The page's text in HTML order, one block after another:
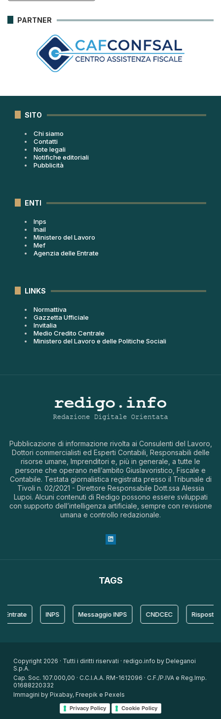
PARTNER
SITO
Chi siamo
Contatti
Note legali
Notifiche editoriali
Pubblicità
ENTI
Inps
Inail
Ministero del Lavoro
Mef
Agenzia delle Entrate
LINKS
Normattiva
Gazzetta Ufficiale
Invitalia
Medio Credito Centrale
Ministero del Lavoro e delle Politiche Sociali
Pubblicazione di informazione rivolta ai Consulenti del Lavoro,
Dottori commercialisti ed Esperti Contabili, Responsabili delle
risorse umane, Imprenditori e, più in generale, a tutte le
persone che operano nell’ambito Giuslavoristico, Fiscale e
Contabile. Testata giornalistica registrata presso il Tribunale di
Tivoli n. 02/2021 - Direttore Responsabile Dott.ssa Alessia
Lupoi. Alcuni contenuti di Redigo possono essere sviluppati
con supporto dell’intelligenza artificiale, sempre con revisione
umana e controllo redazionale.
TAGS
INPS Messaggio INPS CNDCEC Risposta
Copyright 2026 · Tutti i diritti riservati · redigo.info by Deleganoi
S.p.A.
Cap. Soc. 107.000,00 · C.C.I.A.A. RM-1612096 · C.F./P.IVA e Reg.Imp.
01688220332
Immagini by Pixabay, Freepik e Pexels
Privacy Policy Cookie Policy